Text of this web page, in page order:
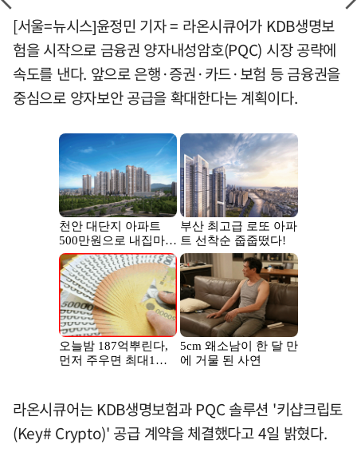
[서울=뉴시스]윤정민 기자 = 라온시큐어가 KDB생명보
험을 시작으로 금융권 양자내성암호(PQC) 시장 공략에
속도를 낸다. 앞으로 은행·증권·카드·보험 등 금융권을
중심으로 양자보안 공급을 확대한다는 계획이다.
라온시큐어는 KDB생명보험과 PQC 솔루션 '키샵크립토
(Key# Crypto)' 공급 계약을 체결했다고 4일 밝혔다.